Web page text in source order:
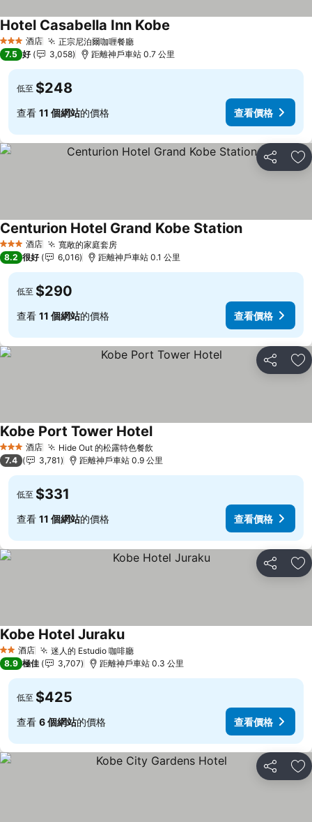
3 星級 酒店 正宗尼泊爾咖喱餐廳查看價格
Hotel Casabella Inn Kobe
7.5 好 3,058 距離神戶車站 0.7 公里
低至 $248
查看 11 個網站的價格 查看價格
分享 放
3 星級 酒店 寬敞的家庭套房查看價格
Centurion Hotel Grand Kobe Station查看價格
8.2 很好 6,016 距離神戶車站 0.1 公里
低至 $290
查看 11 個網站的價格 查看價格
分享 放
3 星級 酒店 Hide Out 的松露特色餐飲查看價格
Kobe Port Tower Hotel查看價格
7.4 3,781 距離神戶車站 0.9 公里
低至 $331
查看 11 個網站的價格 查看價格
分享 放
2 星級酒店 迷人的 Estudio 咖啡廳查看價格
Kobe Hotel Juraku查看價格
8.9 極佳 3,707 距離神戶車站 0.3 公里
低至 $425
查看 6 個網站的價格 查看價格
分享 放